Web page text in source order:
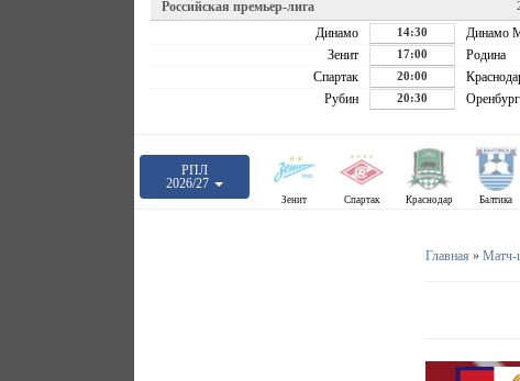
Российская премьер-лига
Динамо 14:30 Динамо
Зенит 17:00 Родина
Спартак 20:00
Рубин 20:30 Оренбург
РПЛ
2026/27
Зенит Спартак Краснодар Балтика
Главная » Матч-